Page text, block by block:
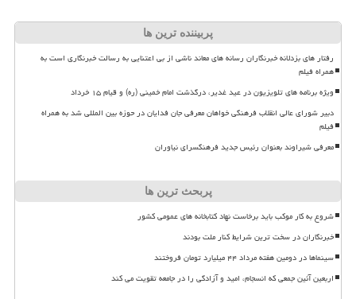
پربیننده ترین ها
رفتار های بزدلانه خبرنگاران رسانه های معاند ناشی از بی اعتنایی به رسالت خبرنگاری است به
همراه فیلم
ویژه برنامه های تلویزیون در عید غدیر، درگذشت امام خمینی (ره) و قیام ۱۵ خرداد
دبیر شورای عالی انقلاب فرهنگی خواهان معرفی جان فدایان در حوزه بین المللی شد به همراه
فیلم
معرفی شیراوند بعنوان رئیس جدید فرهنگسرای نیاوران
پربحث ترین ها
شروع به کار موکب باید برخاست نهاد کتابخانه های عمومی کشور
خبرنگاران در سخت ترین شرایط کنار ملت بودند
سینماها در دومین هفته مرداد ۴۴ میلیارد تومان فروختند
اربعین آئین جمعی که انسجام، امید و آزادگی را در جامعه تقویت می کند